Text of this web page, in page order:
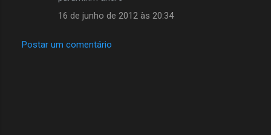
16 de junho de 2012 às 20:34
Postar um comentário